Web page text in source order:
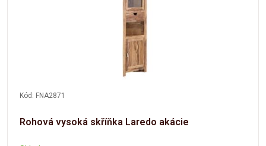
Kód: FNA2871
Rohová vysoká skříňka Laredo akácie